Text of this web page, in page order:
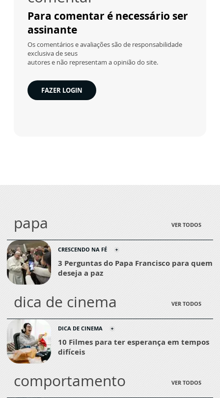
Para comentar é necessário ser
assinante
Os comentários e avaliações são de responsabilidade
exclusiva de seus
autores e não representam a opinião do site.
FAZER LOGIN
papa VER TODOS
CRESCENDO NA FÉ
3 Perguntas do Papa Francisco para quem
deseja a paz
dica de cinema VER TODOS
DICA DE CINEMA
10 Filmes para ter esperança em tempos
difíceis
comportamento VER TODOS